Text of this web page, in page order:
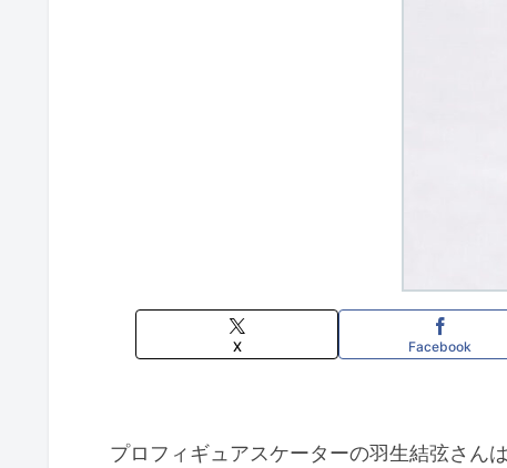
X Facebook
プロフィギュアスケーターの羽生結弦さん